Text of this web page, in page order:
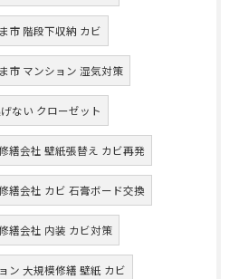
市 階段下収納 カビ
市 マンション 湿気対策
ない クローゼット
繕会社 壁紙張替え カビ再発
繕会社 カビ 石膏ボード交換
繕会社 内装 カビ対策
ン 大規模修繕 壁紙 カビ